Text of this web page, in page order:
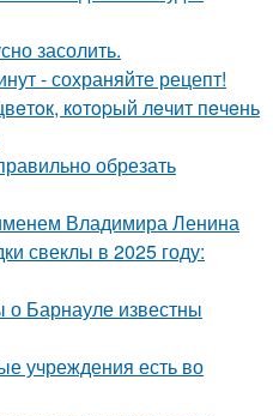
засолить.
- сохраняйте рецепт!
кoтopый лeчит пeчeнь
обрезать
Владимира Ленина
свеклы в 2025 году:
о Барнауле известны
учреждения есть во